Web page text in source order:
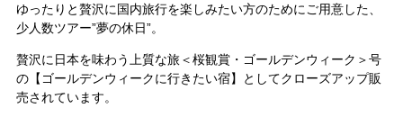
ゆったりと贅沢に国内旅行を楽しみたい方のためにご用意した、
少人数ツアー”夢の休日”。
贅沢に日本を味わう上質な旅＜桜観賞・ゴールデンウィーク＞号
の【ゴールデンウィークに行きたい宿】としてクローズアップ販
売されています。